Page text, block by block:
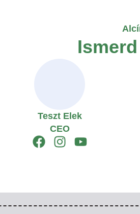
Teszt Elek
CEO